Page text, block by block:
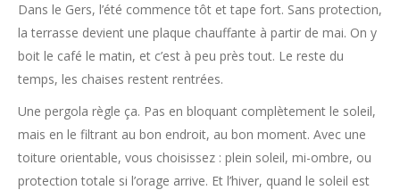
Dans le Gers, l’été commence tôt et tape fort. Sans protection,
la terrasse devient une plaque chauffante à partir de mai. On y
boit le café le matin, et c’est à peu près tout. Le reste du
temps, les chaises restent rentrées.
Une pergola règle ça. Pas en bloquant complètement le soleil,
mais en le filtrant au bon endroit, au bon moment. Avec une
toiture orientable, vous choisissez : plein soleil, mi-ombre, ou
protection totale si l’orage arrive. Et l’hiver, quand le soleil est